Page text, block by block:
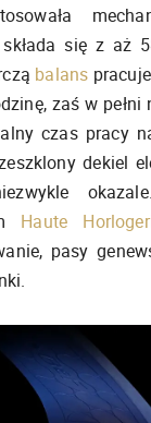
się z aż
balans
zaś w
czas pracy
dekiel
Haute
pasy